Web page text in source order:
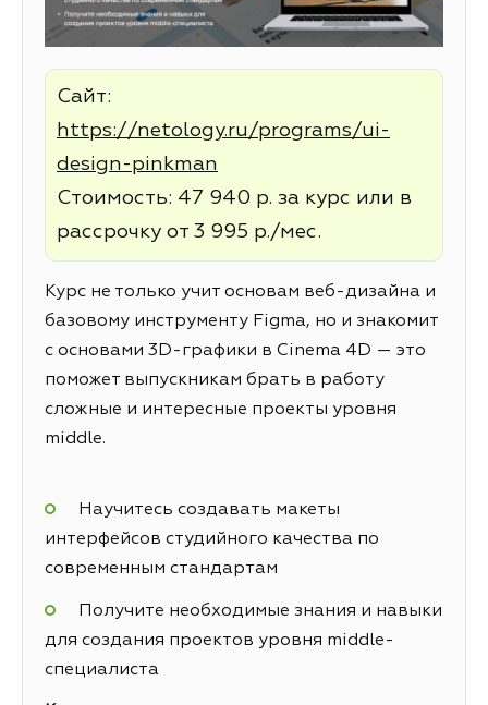
Сайт:
https://netology.ru/programs/ui-
design-pinkman
Стоимость: 47 940 р. за курс или в
рассрочку от 3 995 р./мес.
Курс не только учит основам веб-дизайна и
базовому инструменту Figma, но и знакомит
с основами 3D-графики в Cinema 4D — это
поможет выпускникам брать в работу
сложные и интересные проекты уровня
middle.
Научитесь создавать макеты
интерфейсов студийного качества по
современным стандартам
Получите необходимые знания и навыки
для создания проектов уровня middle-
специалиста